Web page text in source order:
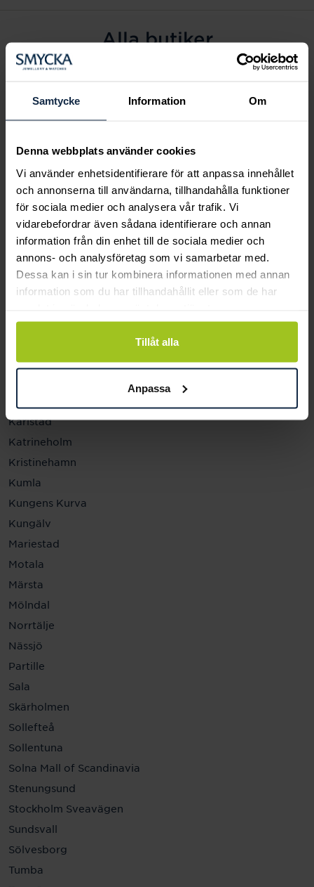
Samtycke Information Om
Denna webbplats använder cookies
Vi använder enhetsidentifierare för att anpassa innehållet
och annonserna till användarna, tillhandahålla funktioner
för sociala medier och analysera vår trafik. Vi
vidarebefordrar även sådana identifierare och annan
information från din enhet till de sociala medier och
annons- och analysföretag som vi samarbetar med.
Dessa kan i sin tur kombinera informationen med annan
information som du har tillhandahållit eller som de har
Tillåt alla
Anpassa
Alla butiker
Alingsås
Arvidsjaur
Eksjö
Fagersta
Farsta
Gävle
Halmstad
Halmstad Hallarna
Haninge
Helsingborg
Jönköping
Karlstad
Katrineholm
Kristinehamn
Kumla
Kungens Kurva
Kungälv
Mariestad
Motala
Märsta
Mölndal
Norrtälje
Nässjö
Partille
Sala
Skärholmen
Sollefteå
Sollentuna
Solna Mall of Scandinavia
Stenungsund
Stockholm Sveavägen
Sundsvall
Sölvesborg
Tumba